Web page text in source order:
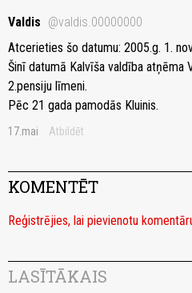
Valdis @valdis.00000000
Atcerieties šo datumu: 2005.g. 1.
Šinī datumā Kalvīša valdība atņēma
2.pensiju līmeni.
Pēc 21 gada pamodās Kluinis.
17.mai Atbildēt
KOMENTĒT
Reģistrējies, lai pievienotu
LASĪTĀKAIS